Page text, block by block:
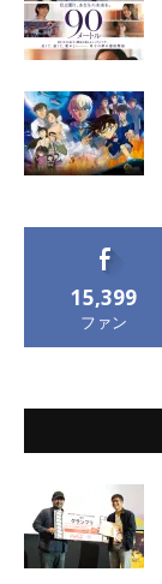
15,399
ファン